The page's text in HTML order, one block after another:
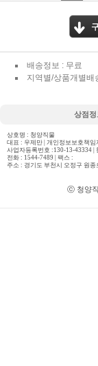
배송정보 : 무료
지역별/상품개별배
상점정
상호명 : 청양직물
대표 : 우제만 | 개인정보보호책임
사업자등록번호 :130-13-43334 |
전화 : 1544-7489 | 팩스 :
주소 : 경기도 부천시 오정구 원
ⓒ 청양직